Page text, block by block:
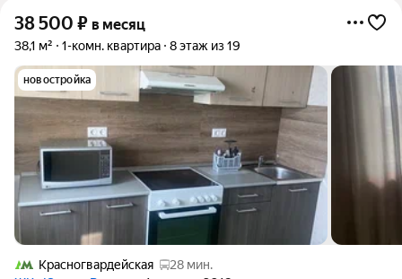
38 500 ₽ в месяц
38,1 м² 1-комн. квартира 8 этаж из 19
новостройка
Красногвардейская
28 мин.